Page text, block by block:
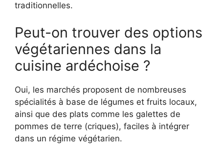
traditionnelles.
Peut-on trouver des options
végétariennes dans la
cuisine ardéchoise ?
Oui, les marchés proposent de nombreuses
spécialités à base de légumes et fruits locaux,
ainsi que des plats comme les galettes de
pommes de terre (criques), faciles à intégrer
dans un régime végétarien.